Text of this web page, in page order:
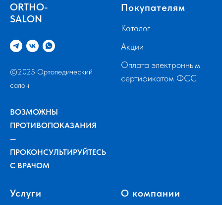
ORTHO-
SALON
©2025 Ортопедический
салон
ВОЗМОЖНЫ
ПРОТИВОПОКАЗАНИЯ
—
ПРОКОНСУЛЬТИРУЙТЕСЬ
С ВРАЧОМ
Покупателям
Каталог
Акции
Оплата электронным
сертификатом ФСС
Услуги О компании